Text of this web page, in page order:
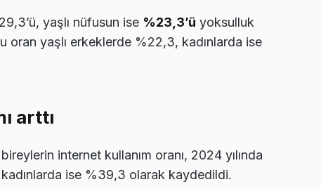
yaşlı nüfusun ise %23,3’ü yoksulluk
oran yaşlı erkeklerde %22,3, kadınlarda ise
arttı
internet kullanım oranı, 2024 yılında
ise %39,3 olarak kaydedildi.